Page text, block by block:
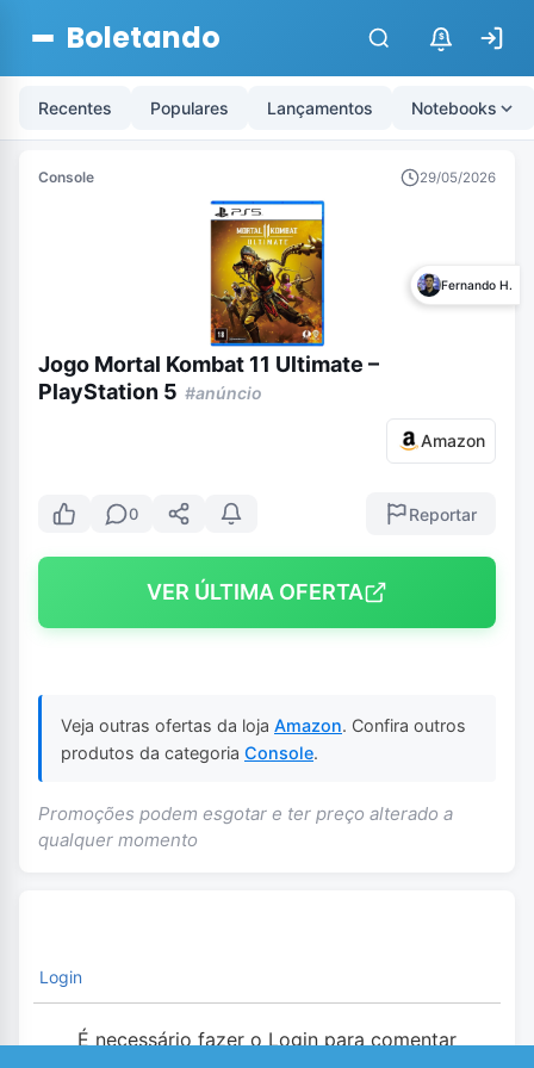
Boletando $
Recentes Populares Lançamentos Notebooks
Console 29/05/2026
Fernando H.
Jogo Mortal Kombat 11 Ultimate –
PlayStation 5 #anúncio
Amazon
0 Reportar
VER ÚLTIMA OFERTA
Veja outras ofertas da loja Amazon. Confira outros
produtos da categoria Console.
Promoções podem esgotar e ter preço alterado a
qualquer momento
Login
É necessário fazer o Login para comentar